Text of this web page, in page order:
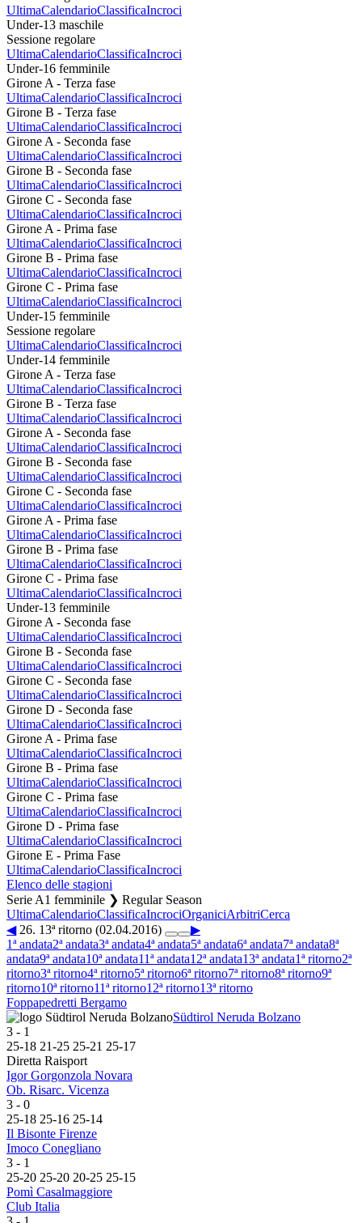
UltimaCalendarioClassificaIncroci
Under-13 maschile
Sessione regolare
UltimaCalendarioClassificaIncroci
Under-16 femminile
Girone A - Terza fase
UltimaCalendarioClassificaIncroci
Girone B - Terza fase
UltimaCalendarioClassificaIncroci
Girone A - Seconda fase
UltimaCalendarioClassificaIncroci
Girone B - Seconda fase
UltimaCalendarioClassificaIncroci
Girone C - Seconda fase
UltimaCalendarioClassificaIncroci
Girone A - Prima fase
UltimaCalendarioClassificaIncroci
Girone B - Prima fase
UltimaCalendarioClassificaIncroci
Girone C - Prima fase
UltimaCalendarioClassificaIncroci
Under-15 femminile
Sessione regolare
UltimaCalendarioClassificaIncroci
Under-14 femminile
Girone A - Terza fase
UltimaCalendarioClassificaIncroci
Girone B - Terza fase
UltimaCalendarioClassificaIncroci
Girone A - Seconda fase
UltimaCalendarioClassificaIncroci
Girone B - Seconda fase
UltimaCalendarioClassificaIncroci
Girone C - Seconda fase
UltimaCalendarioClassificaIncroci
Girone A - Prima fase
UltimaCalendarioClassificaIncroci
Girone B - Prima fase
UltimaCalendarioClassificaIncroci
Girone C - Prima fase
UltimaCalendarioClassificaIncroci
Under-13 femminile
Girone A - Seconda fase
UltimaCalendarioClassificaIncroci
Girone B - Seconda fase
UltimaCalendarioClassificaIncroci
Girone C - Seconda fase
UltimaCalendarioClassificaIncroci
Girone D - Seconda fase
UltimaCalendarioClassificaIncroci
Girone A - Prima fase
UltimaCalendarioClassificaIncroci
Girone B - Prima fase
UltimaCalendarioClassificaIncroci
Girone C - Prima fase
UltimaCalendarioClassificaIncroci
Girone D - Prima fase
UltimaCalendarioClassificaIncroci
Girone E - Prima Fase
UltimaCalendarioClassificaIncroci
Elenco delle stagioni
Serie A1 femminile ❯ Regular Season
UltimaCalendarioClassificaIncrociOrganiciArbitriCerca
◀26. 13ª ritorno (02.04.2016)
▶
1ª andata2ª andata3ª andata4ª andata5ª andata6ª andata7ª andata8ª
andata9ª andata10ª andata11ª andata12ª andata13ª andata1ª ritorno2ª
ritorno3ª ritorno4ª ritorno5ª ritorno6ª ritorno7ª ritorno8ª ritorno9ª
ritorno10ª ritorno11ª ritorno12ª ritorno13ª ritorno
Foppapedretti Bergamo
Südtirol Neruda Bolzano
3 - 1
25-18 21-25 25-21 25-17
Diretta Raisport
Igor Gorgonzola Novara
Ob. Risarc. Vicenza
3 - 0
25-18 25-16 25-14
Il Bisonte Firenze
Imoco Conegliano
3 - 1
25-20 25-20 20-25 25-15
Pomì Casalmaggiore
Club Italia